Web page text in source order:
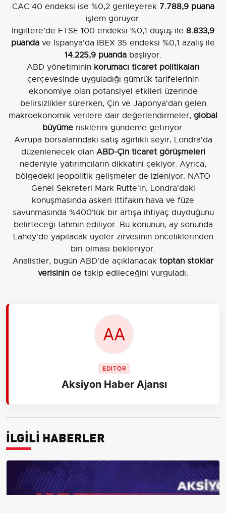
CAC 40 endeksi ise %0,2 gerileyerek 7.788,9 puana
işlem görüyor.
İngiltere'de FTSE 100 endeksi %0,1 düşüş ile 8.833,9
puanda ve İspanya'da IBEX 35 endeksi %0,1 azalış ile
14.225,9 puanda başlıyor.
ABD yönetiminin korumacı ticaret politikaları
çerçevesinde uyguladığı gümrük tarifelerinin
ekonomiye olan potansiyel etkileri üzerinde
belirsizlikler sürerken, Çin ve Japonya'dan gelen
makroekonomik verilere dair değerlendirmeler, global
büyümerisklerini gündeme getiriyor.
Avrupa borsalarındaki satış ağırlıklı seyir, Londra'da
düzenlenecek olan ABD-Çin ticaret görüşmeleri
nedeniyle yatırımcıların dikkatini çekiyor. Ayrıca,
bölgedeki jeopolitik gelişmeler de izleniyor. NATO
Genel Sekreteri Mark Rutte'in, Londra'daki
konuşmasında askeri ittifakın hava ve füze
savunmasında %400'lük bir artışa ihtiyaç duyduğunu
belirteceği tahmin ediliyor. Bu konunun, ay sonunda
Lahey'de yapılacak üyeler zirvesinin önceliklerinden
biri olması bekleniyor.
Analistler, bugün ABD'de açıklanacak toptan stoklar
verisinin de takip edileceğini vurguladı.
EDİTÖR
Aksiyon Haber Ajansı
İLGİLİ HABERLER